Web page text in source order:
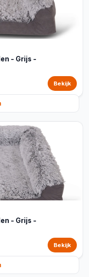
- Grijs -
Bekijk
- Grijs -
Bekijk